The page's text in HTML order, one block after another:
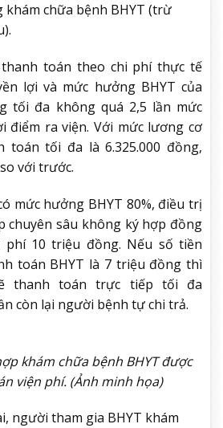
chữa bệnh BHYT (trừ
thanh toán theo chi phí thực tế
lợi và mức hưởng BHYT của
tối đa không quá 2,5 lần mức
điểm ra viện. Với mức lương cơ
toán tối đa là 6.325.000 đồng,
với trước.
mức hưởng BHYT 80%, điều trị
chuyên sâu không ký hợp đồng
phí 10 triệu đồng. Nếu số tiền
toán BHYT là 7 triệu đồng thì
thanh toán trực tiếp tối đa
còn lại người bệnh tự chi trả.
khám chữa bệnh BHYT được
viện phí. (Ảnh minh họa)
người tham gia BHYT khám